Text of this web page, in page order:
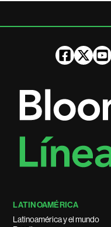
LATINOAMÉRICA
Latinoamérica y el mundo